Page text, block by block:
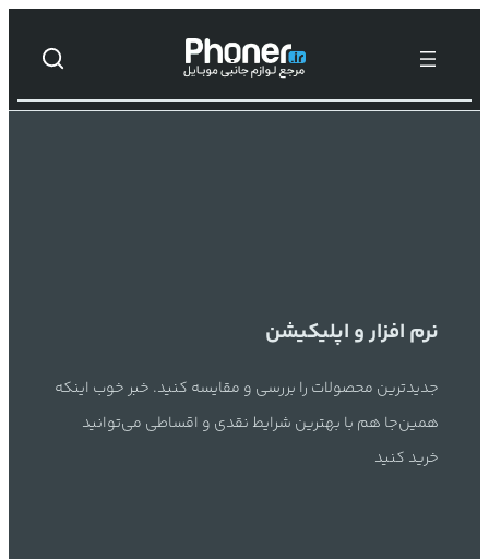
محتوا
نرم افزار و اپلیکیشن
جدیدترین محصولات را بررسی و مقایسه کنید. خبر خوب اینکه
همین‌جا هم با بهترین شرایط نقدی و اقساطی می‌توانید
خرید کنید